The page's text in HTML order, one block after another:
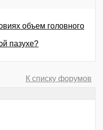
объем головного
пазухе?
К списку форумов